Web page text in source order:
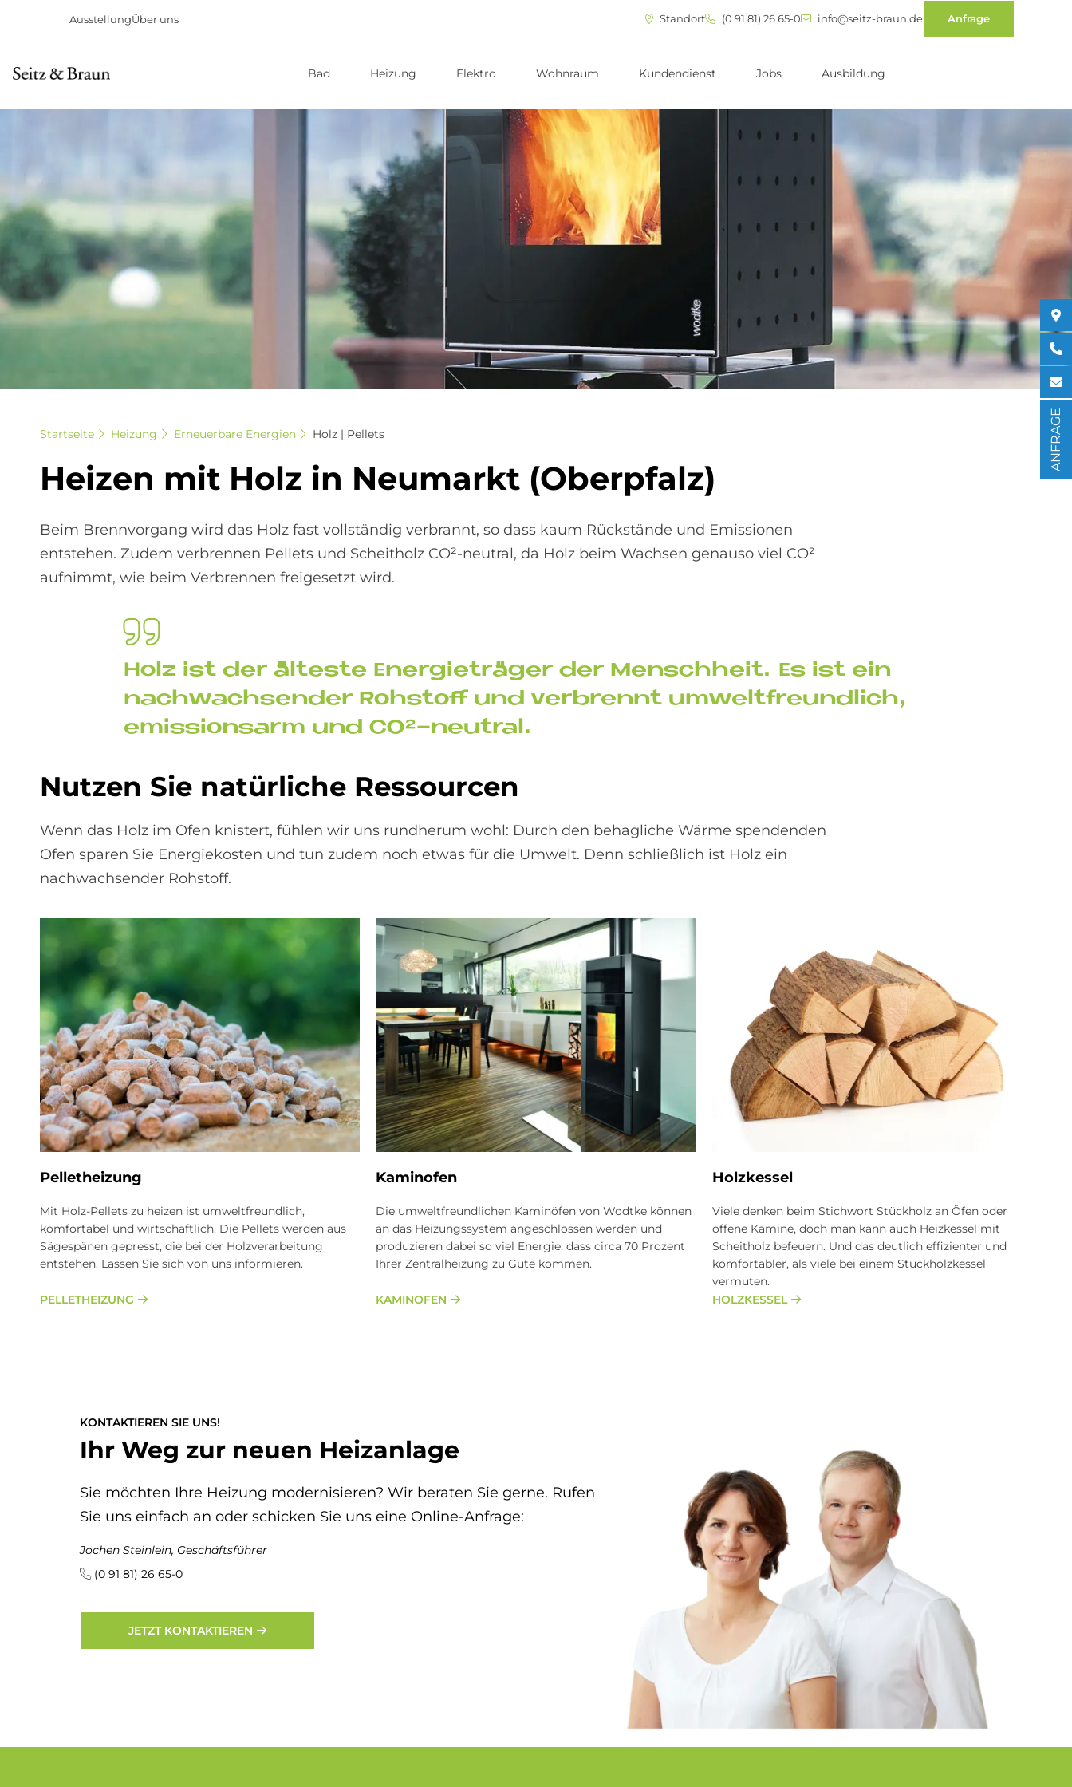
AusstellungÜber uns Standort (0 91 81) 26 65-0 info@seitz-braun.de Anfrage
Bad Heizung Elektro Wohnraum Kundendienst Jobs Ausbildung
Startseite Heizung Erneuerbare Energien Holz | Pellets
Hei­zen mit Holz in Neu­mar­kt (Ober­pfalz)
Beim Brennvorgang wird das Holz fast vollständig verbrannt, so dass kaum Rückstände und Emissionen
entstehen. Zudem verbrennen Pellets und Scheitholz CO²-neutral, da Holz beim Wachsen genauso viel CO²
aufnimmt, wie beim Verbrennen freigesetzt wird.
Holz ist der äl­teste En­er­gie­trä­ger der Mensch­heit. Es ist ein
nach­wach­sen­der Roh­stoff und ver­bren­nt um­welt­freund­lich,
emis­si­ons­arm und CO²-neu­tral.
Nut­zen Sie na­tür­li­che Res­sour­cen
Wenn das Holz im Ofen knistert, fühlen wir uns rundherum wohl: Durch den behagliche Wärme spendenden
Ofen sparen Sie Energiekosten und tun zudem noch etwas für die Umwelt. Denn schließlich ist Holz ein
nachwachsender Rohstoff.
Pel­let­hei­zung
Mit Holz-Pellets zu heizen ist umweltfreundlich,
komfortabel und wirtschaftlich. Die Pellets werden aus
Sägespänen gepresst, die bei der Holzverarbeitung
entstehen. Lassen Sie sich von uns informieren.
PELLETHEIZUNG
Ka­min­ofen
Die umweltfreundlichen Kaminöfen von Wodtke können
an das Heizungssystem angeschlossen werden und
produzieren dabei so viel Energie, dass circa 70 Prozent
Ihrer Zentralheizung zu Gute kommen.
KAMINOFEN
Holz­kes­sel
Viele denken beim Stichwort Stückholz an Öfen oder
offene Kamine, doch man kann auch Heizkessel mit
Scheitholz befeuern. Und das deutlich effizienter und
komfortabler, als viele bei einem Stückholzkessel
vermuten.
HOLZKESSEL
KONTAKTIEREN SIE UNS!
Ihr Weg zur neuen Heizanlage
Sie möchten Ihre Heizung modernisieren? Wir beraten Sie gerne. Rufen
Sie uns einfach an oder schicken Sie uns eine Online-Anfrage:
Jochen Steinlein, Geschäftsführer
(0 91 81) 26 65-0
JETZT KONTAKTIEREN
ANFRAGE